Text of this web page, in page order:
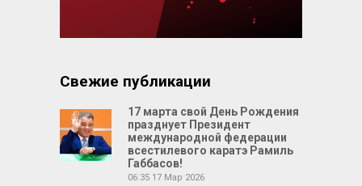
Свежие публикации
17 марта свой День Рождения
празднует Президент
международной федерации
всестилевого каратэ Рамиль
Габбасов!
06:35 17 Мар 2026